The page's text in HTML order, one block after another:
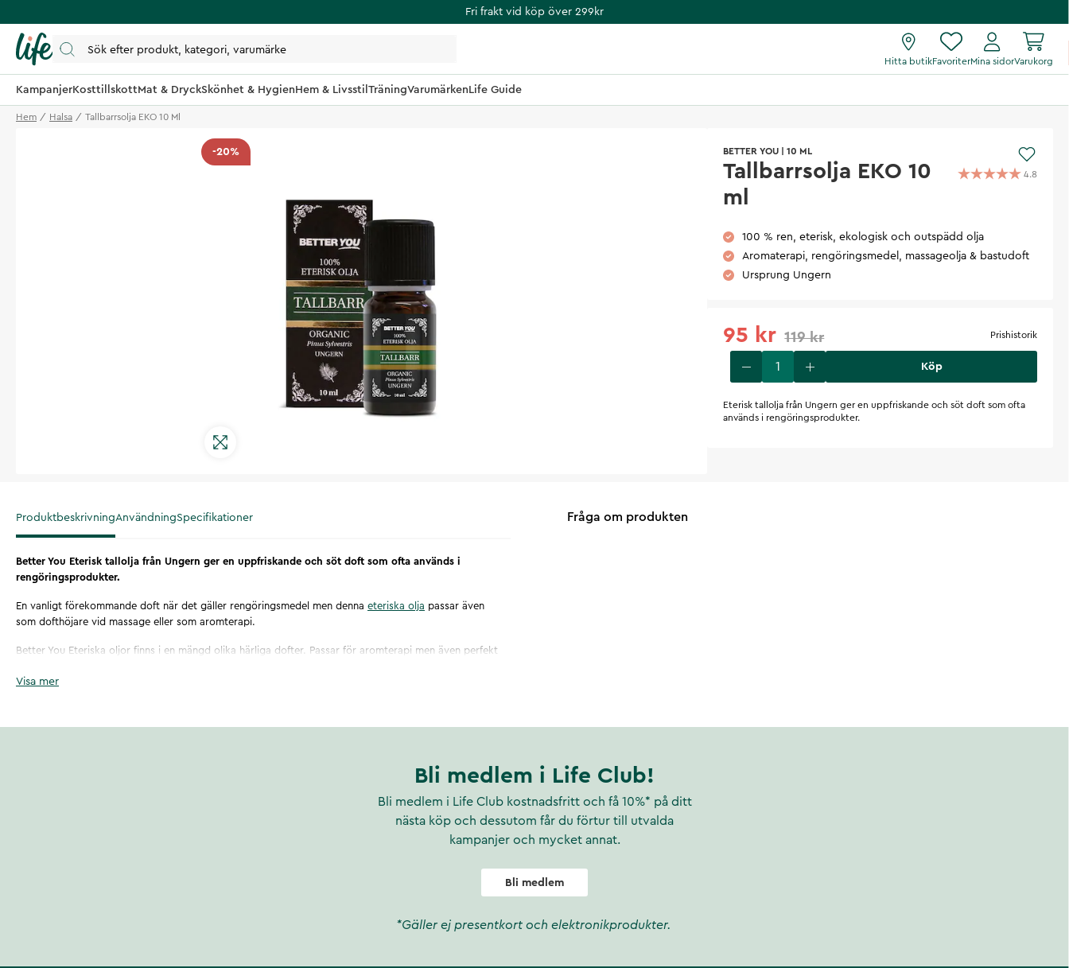
Fri frakt vid köp över 299kr
Hitta butikFavoriterMina sidorVarukorg
KampanjerKosttillskottMat & DryckSkönhet & HygienHem & Livsstil TräningVarumärkenLife Guide
Hem Halsa Tallbarrsolja EKO 10 Ml
-20% BETTER YOU 10 ML
Tallbarrsolja EKO 10
ml
4.8
100 % ren, eterisk, ekologisk och outspädd olja
Aromaterapi, rengöringsmedel, massageolja & bastudoft
Ursprung Ungern
95 kr 119 kr Prishistorik
Köp
Eterisk tallolja från Ungern ger en uppfriskande och söt doft som ofta
används i rengöringsprodukter.
ProduktbeskrivningAnvändningSpecifikationer
Better You Eterisk tallolja från Ungern ger en uppfriskande och söt doft som ofta används i
rengöringsprodukter.
En vanligt förekommande doft när det gäller rengöringsmedel men denna eteriska olja passar även
som dofthöjare vid massage eller som aromterapi.
Better You Eteriska oljor finns i en mängd olika härliga dofter. Passar för aromterapi men även perfekt
Kombinera gärna med kallpressade oljor från Better you.
Visa mer
Fråga om produkten
Bli medlem i Life Club!
Bli medlem i Life Club kostnadsfritt och få 10%* på ditt
nästa köp och dessutom får du förtur till utvalda
kampanjer och mycket annat.
Bli medlem
*Gäller ej presentkort och elektronikprodukter.